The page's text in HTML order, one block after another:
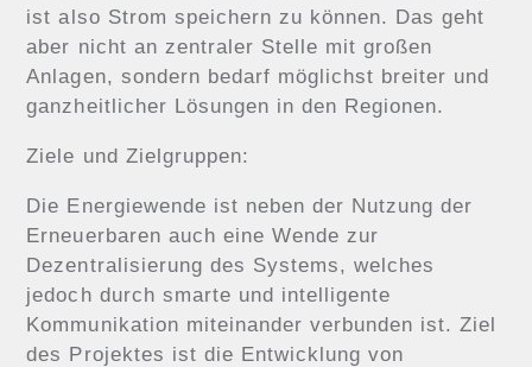
ist also Strom speichern zu können. Das geht
aber nicht an zentraler Stelle mit großen
Anlagen, sondern bedarf möglichst breiter und
ganzheitlicher Lösungen in den Regionen.
Ziele und Zielgruppen:
Die Energiewende ist neben der Nutzung der
Erneuerbaren auch eine Wende zur
Dezentralisierung des Systems, welches
jedoch durch smarte und intelligente
Kommunikation miteinander verbunden ist. Ziel
des Projektes ist die Entwicklung von